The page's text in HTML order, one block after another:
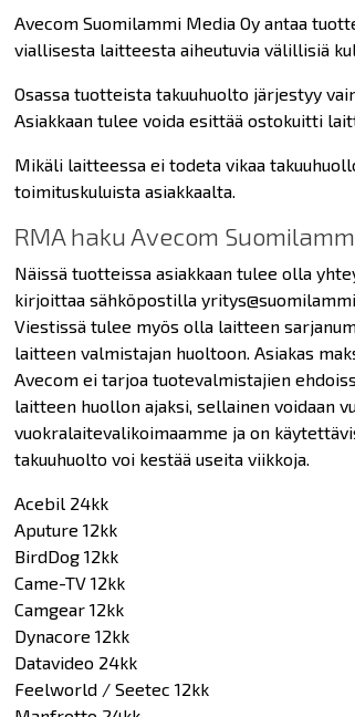
Avecom Suomilammi Media Oy antaa
viallisesta laitteesta aiheutuvia välillisiä
Osassa tuotteista takuuhuolto järjestyy
Asiakkaan tulee voida esittää ostokuitti
Mikäli laitteessa ei todeta vikaa
toimituskuluista asiakkaalta.
RMA haku Avecom
Näissä tuotteissa asiakkaan tulee olla
kirjoittaa sähköpostilla
Viestissä tulee myös olla laitteen
laitteen valmistajan huoltoon. Asiakas
Avecom ei tarjoa tuotevalmistajien
laitteen huollon ajaksi, sellainen voidaan
vuokralaitevalikoimaamme ja on
takuuhuolto voi kestää useita viikkoja.
Acebil 24kk
Aputure 12kk
BirdDog 12kk
Came-TV 12kk
Camgear 12kk
Dynacore 12kk
Datavideo 24kk
Feelworld / Seetec 12kk